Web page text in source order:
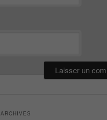
ARCHIVES